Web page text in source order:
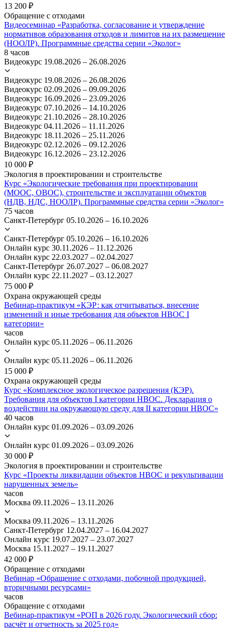
13 200 ₽
Обращение с отходами
Видеосеминар «Разработка, согласование и утверждение
нормативов образования отходов и лимитов на их размещение
(НООЛР). Программные средства серии «Эколог»
8 часов
Видеокурс 19.08.2026 – 26.08.2026
Видеокурс 19.08.2026 – 26.08.2026
Видеокурс 02.09.2026 – 09.09.2026
Видеокурс 16.09.2026 – 23.09.2026
Видеокурс 07.10.2026 – 14.10.2026
Видеокурс 21.10.2026 – 28.10.2026
Видеокурс 04.11.2026 – 11.11.2026
Видеокурс 18.11.2026 – 25.11.2026
Видеокурс 02.12.2026 – 09.12.2026
Видеокурс 16.12.2026 – 23.12.2026
10 000 ₽
Экология в проектировании и строительстве
Курс «Экологические требования при проектировании
(МООС, ОВОС), строительстве и эксплуатации объектов
(НДВ, НДС, НООЛР). Программные средства серии «Эколог»
75 часов
Санкт-Петербург 05.10.2026 – 16.10.2026
Санкт-Петербург 05.10.2026 – 16.10.2026
Онлайн курс 30.11.2026 – 11.12.2026
Онлайн курс 22.03.2027 – 02.04.2027
Санкт-Петербург 26.07.2027 – 06.08.2027
Онлайн курс 22.11.2027 – 03.12.2027
75 000 ₽
Охрана окружающей среды
Вебинар-практикум «КЭР: как отчитываться, внесение
изменений и иные требования для объектов НВОС I
категории»
часов
Онлайн курс 05.11.2026 – 06.11.2026
Онлайн курс 05.11.2026 – 06.11.2026
15 000 ₽
Охрана окружающей среды
Курс «Комплексное экологическое разрешения (КЭР).
Требования для объектов I категории НВОС. Декларация о
воздействии на окружающую среду для II категории НВОС»
40 часов
Онлайн курс 01.09.2026 – 03.09.2026
Онлайн курс 01.09.2026 – 03.09.2026
30 000 ₽
Экология в проектировании и строительстве
Курс «Проекты ликвидации объектов НВОС и рекультивации
нарушенных земель»
часов
Москва 09.11.2026 – 13.11.2026
Москва 09.11.2026 – 13.11.2026
Санкт-Петербург 12.04.2027 – 16.04.2027
Онлайн курс 19.07.2027 – 23.07.2027
Москва 15.11.2027 – 19.11.2027
42 000 ₽
Обращение с отходами
Вебинар «Обращение с отходами, побочной продукцией,
вторичными ресурсами»
часов
Обращение с отходами
Вебинар-практикум «РОП в 2026 году. Экологический сбор:
расчёт и отчетность за 2025 год»